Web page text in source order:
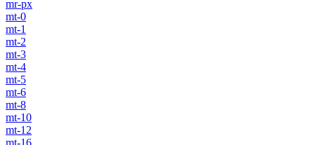
mr-px
mt-0
mt-1
mt-2
mt-3
mt-4
mt-5
mt-6
mt-8
mt-10
mt-12
mt-16